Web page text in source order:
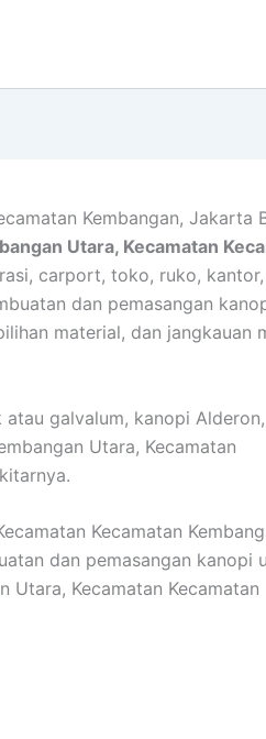
Kembangan, Jakarta
Utara, Kecamatan
carport, toko, ruko,
dan pemasangan
material, dan jangkauan
galvalum, kanopi
Utara, Kecamatan
Kecamatan
dan pemasangan kanopi
Utara, Kecamatan Kecamatan